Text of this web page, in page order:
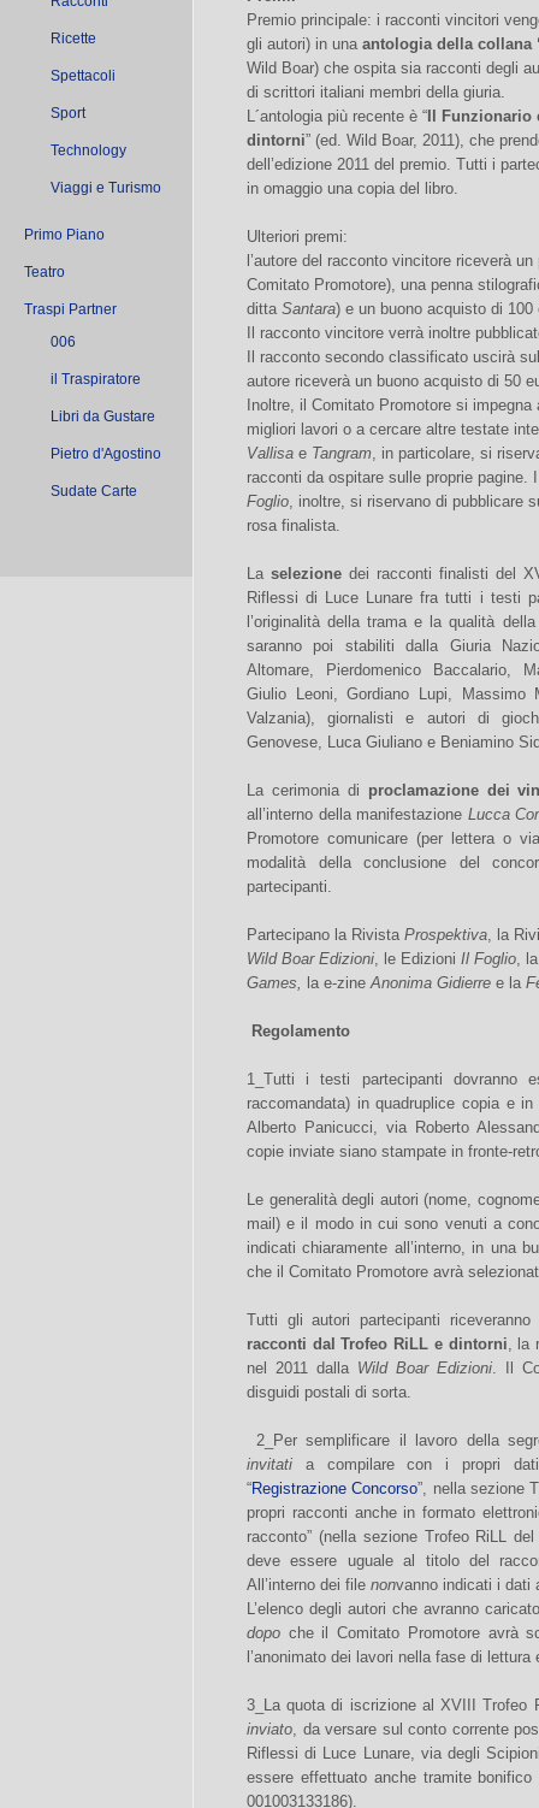
Ricette
Spettacoli
Sport
Technology
Viaggi e Turismo
Primo Piano
Teatro
Traspi Partner
006
il Traspiratore
Libri da Gustare
Pietro d'Agostino
Sudate Carte
Premio principale: i racconti vincitori
gli autori) in una antologia della collana
Wild Boar) che ospita sia racconti degli
di scrittori italiani membri della giuria.
L´antologia più recente è “ Il
dintorni” (ed. Wild Boar, 2011), che
dell’edizione 2011 del premio. Tutti i
in omaggio una copia del libro.
Ulteriori premi:
l’autore del racconto vincitore riceverà
Comitato Promotore), una penna
ditta Santara) e un buono acquisto di
Il racconto vincitore verrà inoltre
Il racconto secondo classificato uscirà
autore riceverà un buono acquisto di 50
Inoltre, il Comitato Promotore si
migliori lavori o a cercare altre testate
Vallisa e Tangram, in particolare, si
racconti da ospitare sulle proprie
Foglio, inoltre, si riservano di pubblicare
rosa finalista.
La selezionedei racconti finalisti del
Riflessi di Luce Lunare fra tutti i testi
l’originalità della trama e la qualità
saranno poi stabiliti dalla Giuria
Altomare, Pierdomenico Baccalario,
Giulio Leoni, Gordiano Lupi, Massimo
Valzania), giornalisti e autori di
Genovese, Luca Giuliano e Beniamino
La cerimonia di proclamazione dei
all’interno della manifestazione Lucca
Promotore comunicare (per lettera o
modalità della conclusione del
partecipanti.
Partecipano la Rivista Prospektiva, la
Wild Boar Edizioni, le Edizioni Il Foglio,
Games, la e-zineAnonima Gidierre e la
Regolamento
1_Tutti i testi partecipanti dovranno
raccomandata) in quadruplice copia e
Alberto Panicucci, via Roberto
copie inviate siano stampate in fronte-
Le generalità degli autori (nome,
mail) e il modo in cui sono venuti a
indicati chiaramente all’interno, in una
che il Comitato Promotore avrà
Tutti gli autori partecipanti
racconti dal Trofeo RiLL e dintorni, la
nel 2011 dalla Wild Boar Edizioni. Il
disguidi postali di sorta.
2_Per semplificare il lavoro della
invitati a compilare con i propri dati
“Registrazione Concorso”, nella sezione
propri racconti anche in formato
racconto” (nella sezione Trofeo RiLL
deve essere uguale al titolo del
All’interno dei file nonvanno indicati i dati
L’elenco degli autori che avranno
dopo che il Comitato Promotore avrà
l’anonimato dei lavori nella fase di lettura
3_La quota di iscrizione al XVIII Trofeo
inviato, da versare sul conto corrente
Riflessi di Luce Lunare, via degli
essere effettuato anche tramite bonifico
001003133186).